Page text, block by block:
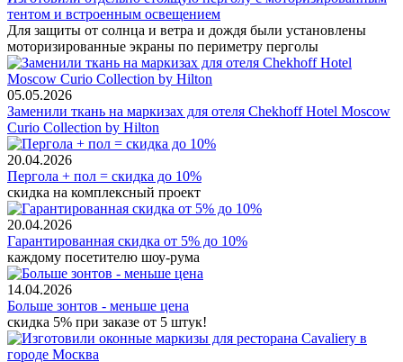
тентом и встроенным освещением
Для защиты от солнца и ветра и дождя были установлены
моторизированные экраны по периметру перголы
05.05.2026
Заменили ткань на маркизах для отеля Chekhoff Hotel Moscow
Curio Collection by Hilton
20.04.2026
Пергола + пол = скидка до 10%
скидка на комплексный проект
20.04.2026
Гарантированная скидка от 5% до 10%
каждому посетителю шоу-рума
14.04.2026
Больше зонтов - меньше цена
скидка 5% при заказе от 5 штук!